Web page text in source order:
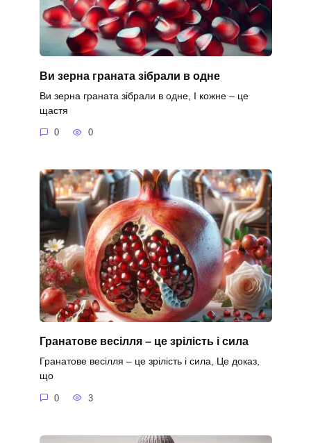
Ви зерна граната зібрали в одне
Ви зерна граната зібрали в одне, І кожне – це
щастя
0 0
Гранатове весілля – це зрілість і сила
Гранатове весілля – це зрілість і сила, Це доказ,
що
0 3